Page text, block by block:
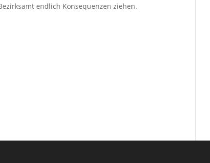
endlich Konsequenzen ziehen.